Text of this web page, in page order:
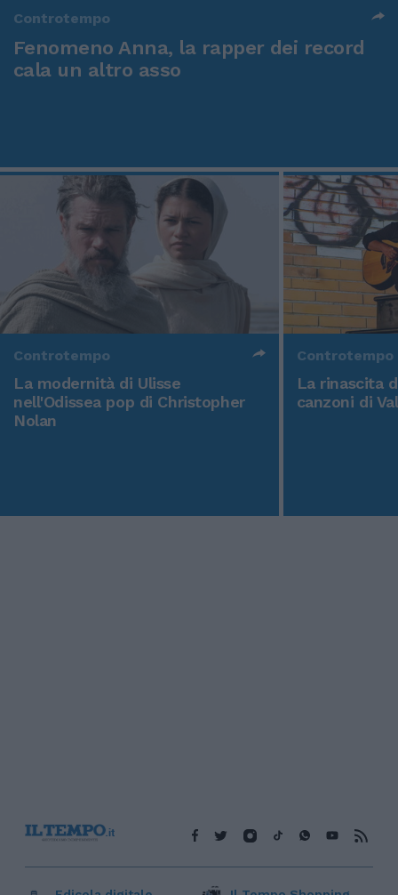
Controtempo
Fenomeno Anna, la rapper dei record
cala un altro asso
Controtempo
La modernità di Ulisse
nell'Odissea pop di Christopher
Nolan
Controtempo
La rinascita
canzoni di